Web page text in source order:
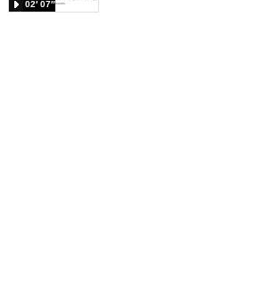
02′ 07″